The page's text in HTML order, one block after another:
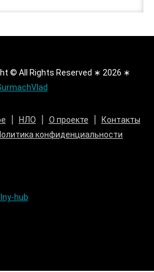
© All Rights Reserved ∗ 2026 ∗
НЛО О проекте
Контакты
конфиденциальности